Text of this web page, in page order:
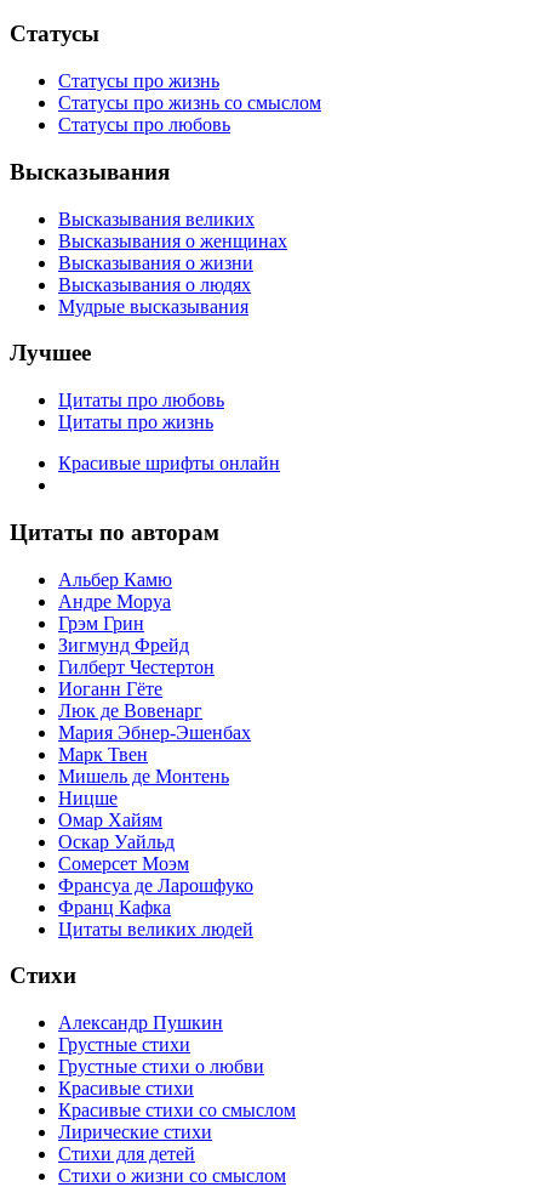
Статусы
Статусы про жизнь
Статусы про жизнь со смыслом
Статусы про любовь
Высказывания
Высказывания великих
Высказывания о женщинах
Высказывания о жизни
Высказывания о людях
Мудрые высказывания
Лучшее
Цитаты про любовь
Цитаты про жизнь
Красивые шрифты онлайн
Цитаты по авторам
Альбер Камю
Андре Моруа
Грэм Грин
Зигмунд Фрейд
Гилберт Честертон
Иоганн Гёте
Люк де Вовенарг
Мария Эбнер-Эшенбах
Марк Твен
Мишель де Монтень
Ницше
Омар Хайям
Оскар Уайльд
Сомерсет Моэм
Франсуa де Ларошфуко
Франц Кафка
Цитаты великих людей
Стихи
Александр Пушкин
Грустные стихи
Грустные стихи о любви
Красивые стихи
Красивые стихи со смыслом
Лирические стихи
Стихи для детей
Стихи о жизни со смыслом